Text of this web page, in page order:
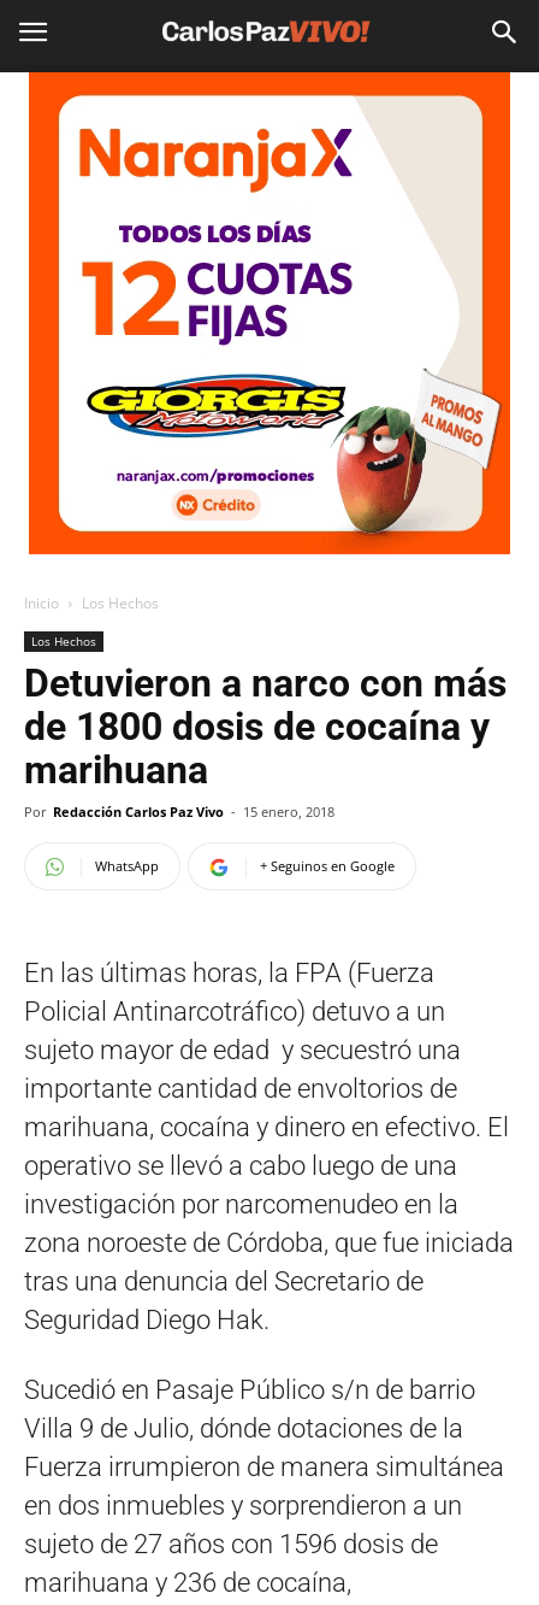
Inicio Los Hechos
Los Hechos
Detuvieron a narco con más
de 1800 dosis de cocaína y
marihuana
Por Redacción Carlos Paz Vivo - 15 enero, 2018
WhatsApp + Seguinos en Google
En las últimas horas, la FPA (Fuerza
Policial Antinarcotráfico) detuvo a un
sujeto mayor de edad y secuestró una
importante cantidad de envoltorios de
marihuana, cocaína y dinero en efectivo. El
operativo se llevó a cabo luego de una
investigación por narcomenudeo en la
zona noroeste de Córdoba, que fue iniciada
tras una denuncia del Secretario de
Seguridad Diego Hak.
Sucedió en Pasaje Público s/n de barrio
Villa 9 de Julio, dónde dotaciones de la
Fuerza irrumpieron de manera simultánea
en dos inmuebles y sorprendieron a un
sujeto de 27 años con 1596 dosis de
marihuana y 236 de cocaína,